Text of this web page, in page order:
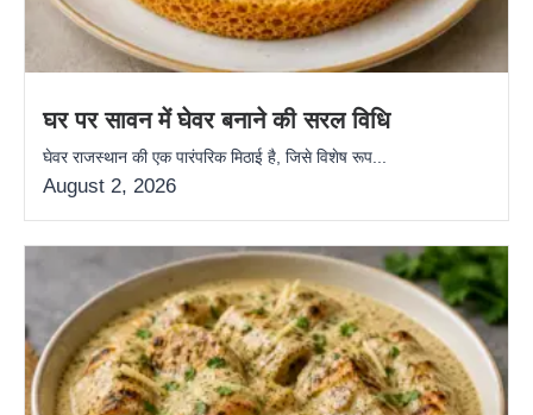
घर पर सावन में घेवर बनाने की सरल विधि
घेवर राजस्थान की एक पारंपरिक मिठाई है, जिसे विशेष रूप...
August 2, 2026